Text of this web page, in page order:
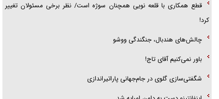
قطع همکاری با قلعه نویی همچنان سوژه است/ نظر برخی مسئولان تغییر
کرد!
چالش‌های هندبال، جنگندگی ووشو
باور نمی‌کنیم آقای تاج!
شگفتی‌سازی گلوی در جام‌جهانی پاراتیراندازی